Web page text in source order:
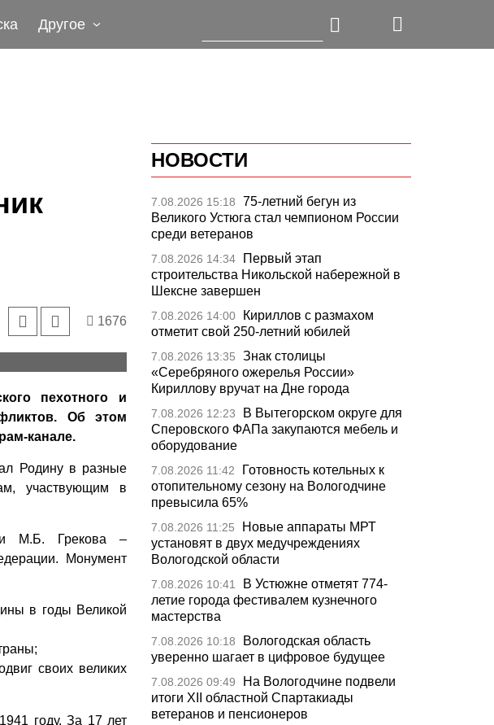
Другое
1676
пехотного и
Об этом
канале.
Родину в разные
участвующим в
М.Б. Грекова –
Монумент
в годы Великой
своих великих
году. За 17 лет
НОВОСТИ
7.08.2026 15:18
75-летний бегун из
Великого Устюга стал чемпионом России
среди ветеранов
7.08.2026 14:34
Первый этап
строительства Никольской набережной в
Шексне завершен
7.08.2026 14:00
Кириллов с размахом
отметит свой 250-летний юбилей
7.08.2026 13:35
Знак столицы
«Серебряного ожерелья России»
Кириллову вручат на Дне города
7.08.2026 12:23
В Вытегорском округе для
Сперовского ФАПа закупаются мебель и
оборудование
7.08.2026 11:42
Готовность котельных к
отопительному сезону на Вологодчине
превысила 65%
7.08.2026 11:25
Новые аппараты МРТ
установят в двух медучреждениях
Вологодской области
7.08.2026 10:41
В Устюжне отметят 774-
летие города фестивалем кузнечного
мастерства
7.08.2026 10:18
Вологодская область
уверенно шагает в цифровое будущее
7.08.2026 09:49
На Вологодчине подвели
итоги XII областной Спартакиады
ветеранов и пенсионеров